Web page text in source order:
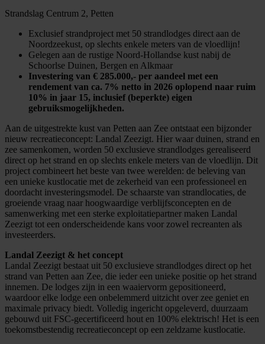
Strandslag Centrum 2, Petten
Exclusief strandproject met 50 strandlodges direct aan de
Noordzeekust, op slechts enkele meters van de vloedlijn!
Gelegen aan de rustige Noord-Hollandse kust nabij de
Schoorlse Duinen, Bergen en Alkmaar
Investering van € 285.000,- per aandeel met een
rendement van ca. 7% netto in 2026 oplopend naar ruim
10% in jaar 15, inclusief (beperkte) eigen
gebruiksmogelijkheden.
Aan de uitgestrekte kust van Petten aan Zee ontstaat een bijzonder
nieuw recreatieconcept: Landal Zeezigt. Hier waar duinen, strand en
zee samenkomen, worden 50 exclusieve strandlodges gerealiseerd
direct op het strand en op slechts enkele meters van de vloedlijn. Dit
project combineert het beste van twee werelden: de beleving van
een unieke kustlocatie met de zekerheid van een professioneel en
doordacht investeringsmodel. De schaarste van strandlocaties, de
groeiende vraag naar hoogwaardige verblijfsconcepten en de
samenwerking met een sterke exploitatiepartner maken Landal
Zeezigt tot een onderscheidende kans voor zowel recreanten als
investeerders.
Landal Zeezigt & het concept
Landal Zeezigt bestaat uit 50 exclusieve strandlodges direct op het
strand van Petten aan Zee, die ieder een unieke positie op het strand
innemen. De lodges zijn in een waaiervorm gepositioneerd,
waardoor elke lodge een onbelemmerd uitzicht over zee geniet en
maximale privacy biedt. Volledig ingericht opgeleverd, duurzaam
gebouwd uit FSC-gecertificeerd hout en 100% elektrisch! Het is een
toekomstbestendig recreatieconcept op een zeldzame kustlocatie.